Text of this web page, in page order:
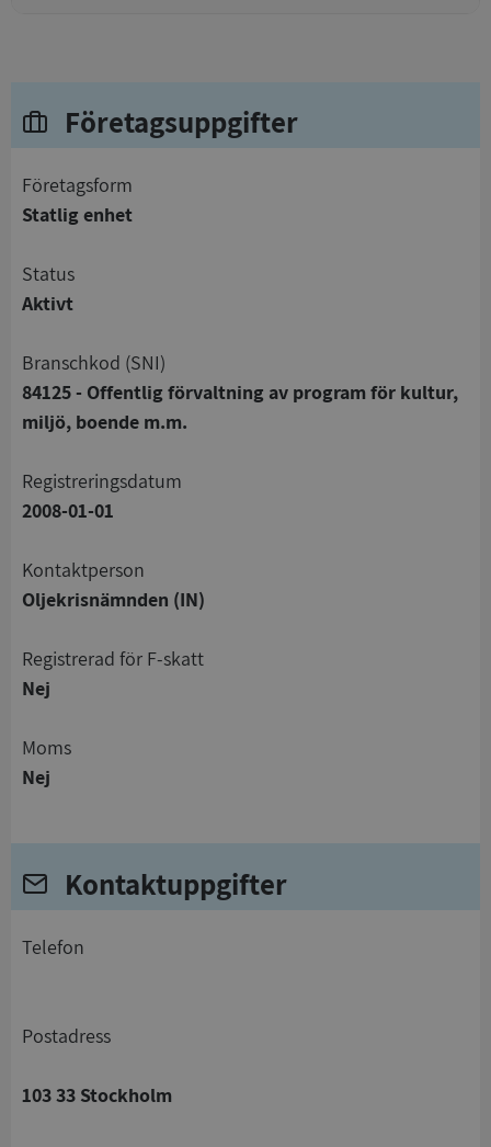
Företagsuppgifter
företagsform
Statlig enhet
status
Aktivt
branschkod (SNI)
84125 - Offentlig förvaltning av program för kultur,
miljö, boende m.m.
registreringsdatum
2008-01-01
Kontaktperson
Oljekrisnämnden (IN)
registrerad för F-skatt
Nej
Moms
Nej
Kontaktuppgifter
telefon
Postadress
103 33 Stockholm